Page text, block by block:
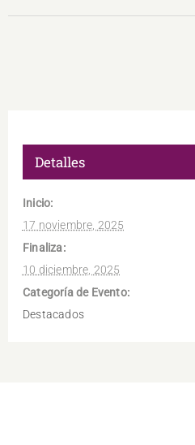
Detalles
Inicio:
17 noviembre, 2025
Finaliza:
10 diciembre, 2025
Categoría de Evento:
Destacados